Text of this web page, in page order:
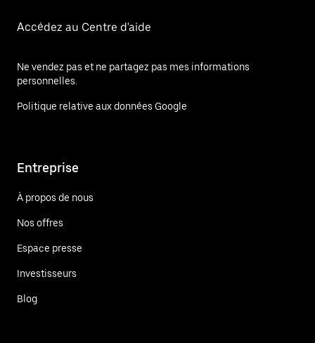
Accédez au Centre d'aide
Ne vendez pas et ne partagez pas mes informations
personnelles.
Politique relative aux données Google
Entreprise
À propos de nous
Nos offres
Espace presse
Investisseurs
Blog